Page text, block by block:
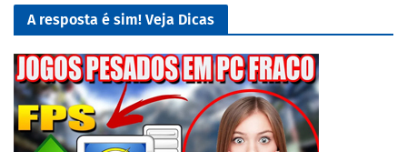
A resposta é sim! Veja Dicas